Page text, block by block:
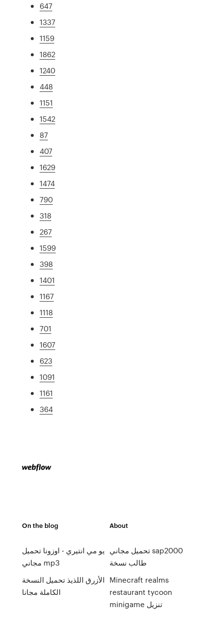
647
1337
1159
1862
1240
448
1151
1542
87
407
1629
1474
790
318
267
1599
398
1401
1167
1118
701
1607
623
1091
1161
364
On the blog
يو مي انتيري - اوزونا تحميل
مجاني mp3
الأزرق اللذيذ تحميل النسخة
الكاملة مجانا
About
تحميل مجاني sap2000
طالب نسخة
Minecraft realms
restaurant tycoon
minigame تنزيل